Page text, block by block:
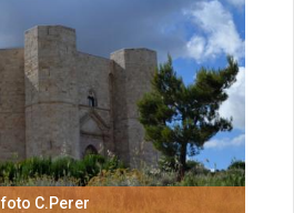
foto C.Perer